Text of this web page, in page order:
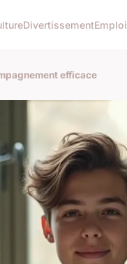
DivertissementEmploi
efficace